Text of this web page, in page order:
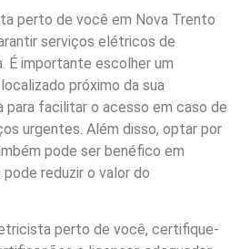
perto de você em Nova Trento
serviços elétricos de
É importante escolher um
próximo da sua
para facilitar o acesso em caso de
urgentes. Além disso, optar por
pode ser benéfico em
reduzir o valor do
perto de você, certifique-